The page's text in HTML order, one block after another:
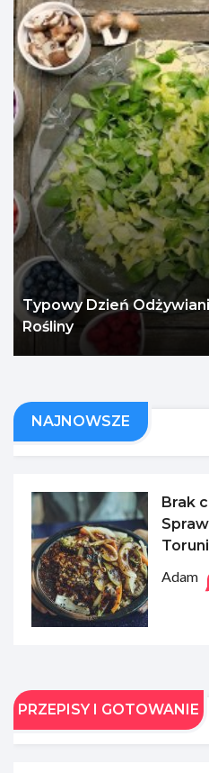
Typowy Dzień
Rośliny
NAJNOWSZE
Brak
Adam
PRZEPISY I GOTOWANIE